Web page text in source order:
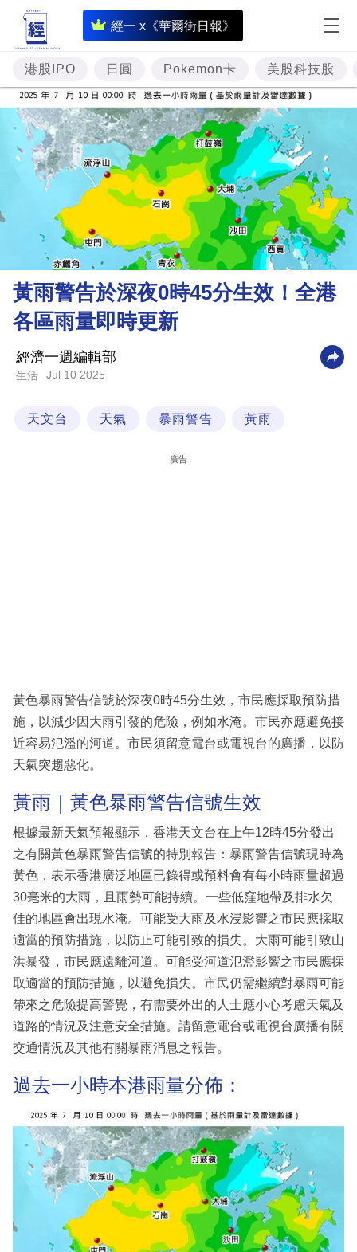
經一 x《華爾街日報》
即
時
財
經
專
題
投
資
市
理
財
商
業
科
區
港股IPO 日圓 Pokemon卡 美股科技股
黃雨警告於深夜0時45分生效！全港
各區雨量即時更新
經濟一週編輯部
生活 Jul 10 2025
天文台 天氣 暴雨警告 黃雨
廣告
黃色暴雨警告信號於深夜0時45分生效，市民應採取預防措
施，以減少因大雨引發的危險，例如水淹。市民亦應避免接
近容易氾濫的河道。市民須留意電台或電視台的廣播，以防
天氣突趨惡化。
黃雨｜黃色暴雨警告信號生效
根據最新天氣預報顯示，香港天文台在上午12時45分發出
之有關黃色暴雨警告信號的特別報告：暴雨警告信號現時為
黃色，表示香港廣泛地區已錄得或預料會有每小時雨量超過
30毫米的大雨，且雨勢可能持續。一些低窪地帶及排水欠
佳的地區會出現水淹。可能受大雨及水浸影響之市民應採取
適當的預防措施，以防止可能引致的損失。大雨可能引致山
洪暴發，市民應遠離河道。可能受河道氾濫影響之市民應採
取適當的預防措施，以避免損失。市民仍需繼續對暴雨可能
帶來之危險提高警覺，有需要外出的人士應小心考慮天氣及
道路的情況及注意安全措施。請留意電台或電視台廣播有關
交通情況及其他有關暴雨消息之報告。
過去一小時本港雨量分佈：